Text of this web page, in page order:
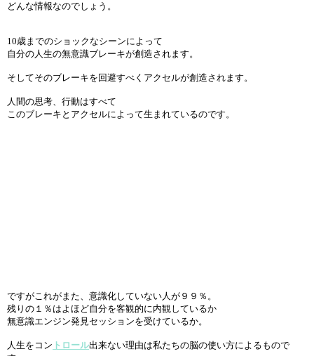
どんな情報なのでしょう。
10歳までのショックなシーンによって
自分の人生の無意識ブレーキが創造されます。
そしてそのブレーキを回避すべくアクセルが創造されます。
人間の思考、行動はすべて
このブレーキとアクセルによって生まれているのです。
ですがこれがまた、意識化していない人が９９％。
残りの１％はよほど自分を客観的に内観しているか
無意識エンジン発見セッションを受けているか。
人生をコン トロール出来ない理由は私たちの脳の使い方によるもので